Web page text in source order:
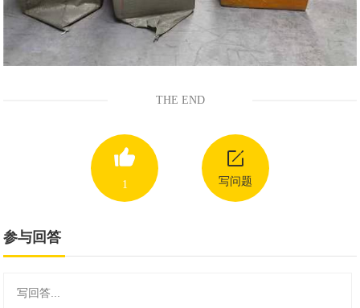
THE END
1 写问题
参与回答